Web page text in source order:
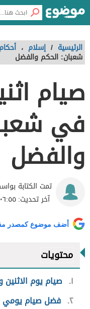
الرئيسية / إسلام ،
شعبان: الحكم والفضل
صيام
في
والفضل
تمت الكتابة
آخر تحديث:٠٦:٥٥ ، ٧ يونيو ٢٠٢٢
أضف موضوع كمصدر
محتويات
١
صيام يوم
٢ فضل صيام يومي